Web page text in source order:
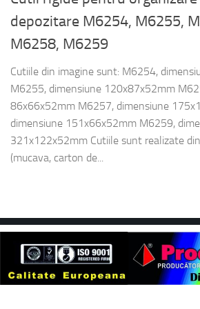
depozitare M6254, M6255,
M6258, M6259
Cutiile din imagine sunt: M6254,
M6255, dimensiune 120x87x52mm
86x66x52mm M6257, dimensiune
dimensiune 151x66x52mm M6259,
321x122x52mm Cutiile sunt realizate
(mucava, carton de...